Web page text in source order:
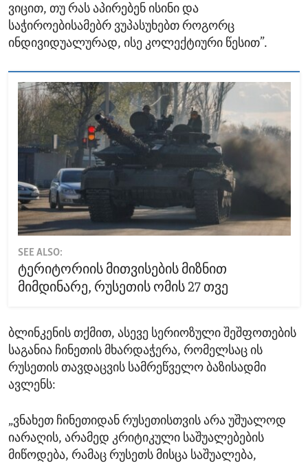
ვიცით, თუ რას აპირებენ ისინი და
საჭიროებისამებრ ვუპასუხებთ როგორც
ინდივიდუალურად, ისე კოლექტიური წესით”.
SEE ALSO:
ტერიტორიის მითვისების მიზნით
მიმდინარე, რუსეთის ომის 27 თვე
ბლინკენის თქმით, ასევე სერიოზული შეშფოთების
საგანია ჩინეთის მხარდაჭერა, რომელსაც ის
რუსეთის თავდაცვის სამრეწველო ბაზისადმი
ავლენს:
„ვნახეთ ჩინეთიდან რუსეთისთვის არა უშუალოდ
იარაღის, არამედ კრიტიკული საშუალებების
მიწოდება, რამაც რუსეთს მისცა საშუალება,